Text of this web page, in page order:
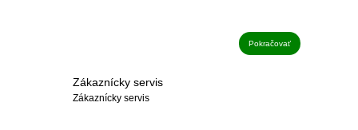
Pokračovať
Zákaznícky servis
Zákaznícky servis